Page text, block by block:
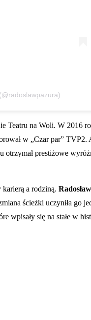
Teatru na Woli. W 2016
w „Czar par” TVP2.
prestiżowe
a rodziną.
ścieżki uczyniła go
wpisały się na stałe w